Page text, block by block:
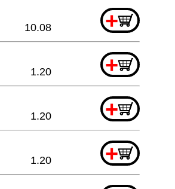
+
10.08
+
1.20
+
1.20
+
1.20